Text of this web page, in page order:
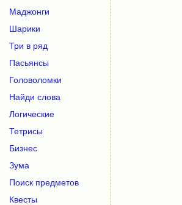
Маджонги
Шарики
Три в ряд
Пасьянсы
Головоломки
Найди слова
Логические
Тетрисы
Бизнес
Зума
Поиск предметов
Квесты